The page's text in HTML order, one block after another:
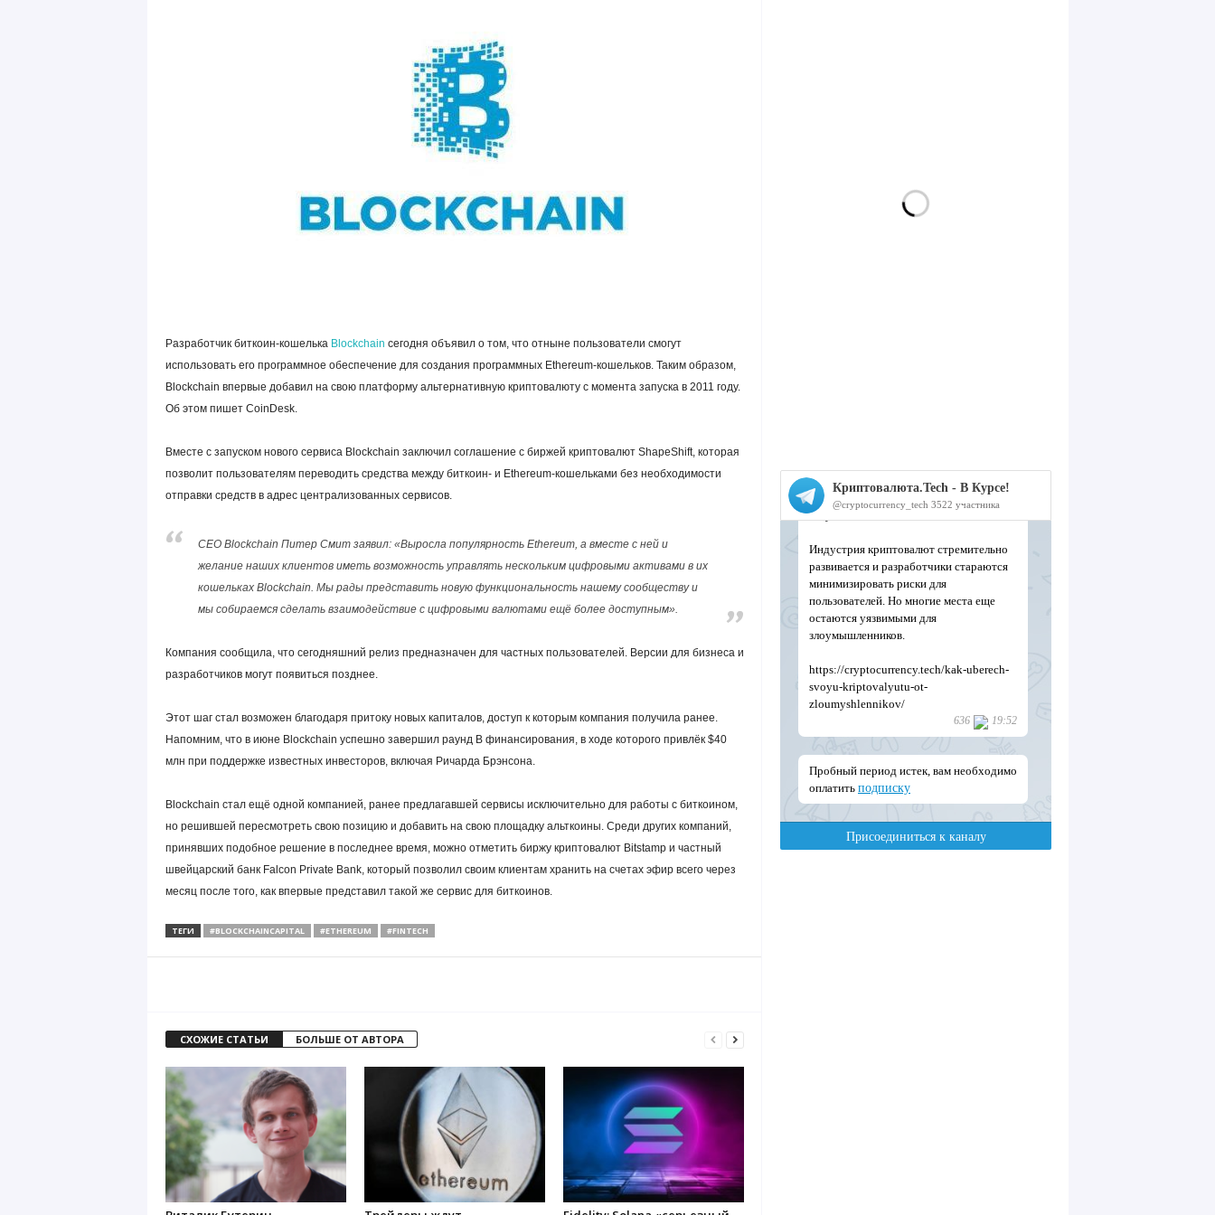
Разработчик биткоин-кошелька Blockchain сегодня объявил о том, что отныне пользователи смогут
использовать его программное обеспечение для создания программных Ethereum-кошельков. Таким образом,
Blockchain впервые добавил на свою платформу альтернативную криптовалюту с момента запуска в 2011 году.
Об этом пишет CoinDesk.
Вместе с запуском нового сервиса Blockchain заключил соглашение с биржей криптовалют ShapeShift, которая
позволит пользователям переводить средства между биткоин- и Ethereum-кошельками без необходимости
отправки средств в адрес централизованных сервисов.
CEO Blockchain Питер Смит заявил: «Выросла популярность Ethereum, а вместе с ней и
желание наших клиентов иметь возможность управлять нескольким цифровыми активами в их
кошельках Blockchain. Мы рады представить новую функциональность нашему сообществу и
мы собираемся сделать взаимодействие с цифровыми валютами ещё более доступным».
Компания сообщила, что сегодняшний релиз предназначен для частных пользователей. Версии для бизнеса и
разработчиков могут появиться позднее.
Этот шаг стал возможен благодаря притоку новых капиталов, доступ к которым компания получила ранее.
Напомним, что в июне Blockchain успешно завершил раунд B финансирования, в ходе которого привлёк $40
млн при поддержке известных инвесторов, включая Ричарда Брэнсона.
Blockchain стал ещё одной компанией, ранее предлагавшей сервисы исключительно для работы с биткоином,
но решившей пересмотреть свою позицию и добавить на свою площадку альткоины. Среди других компаний,
принявших подобное решение в последнее время, можно отметить биржу криптовалют Bitstamp и частный
швейцарский банк Falcon Private Bank, который позволил своим клиентам хранить на счетах эфир всего через
месяц после того, как впервые представил такой же сервис для биткоинов.
ТЕГИ #BLOCKCHAINCAPITAL #ETHEREUM #FINTECH
СХОЖИЕ СТАТЬИ БОЛЬШЕ ОТ АВТОРА